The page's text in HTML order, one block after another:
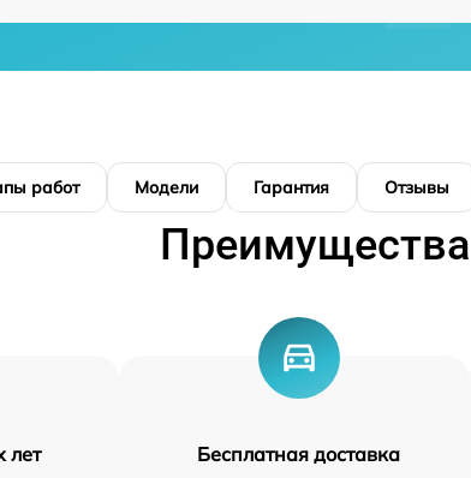
работ Модели Гарантия Отзывы
лет Бесплатная доставка